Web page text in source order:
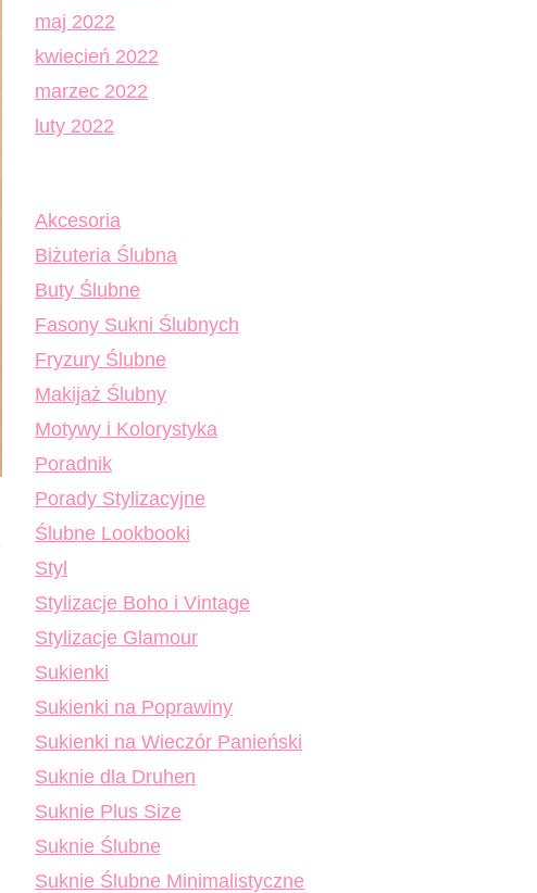
maj 2022
kwiecień 2022
marzec 2022
luty 2022
Akcesoria
Biżuteria Ślubna
Buty Ślubne
Fasony Sukni Ślubnych
Fryzury Ślubne
Makijaż Ślubny
Motywy i Kolorystyka
Poradnik
Porady Stylizacyjne
Ślubne Lookbooki
Styl
Stylizacje Boho i Vintage
Stylizacje Glamour
Sukienki
Sukienki na Poprawiny
Sukienki na Wieczór Panieński
Suknie dla Druhen
Suknie Plus Size
Suknie Ślubne
Suknie Ślubne Minimalistyczne